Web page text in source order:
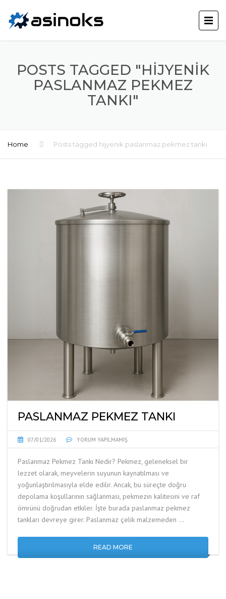
POSTS TAGGED "HIJYENIK
PASLANMAZ PEKMEZ
TANKI"
Home Posts tagged hijyenik paslanmaz pekmez tankı
PASLANMAZ PEKMEZ TANKI
07/01/2026 YORUM YAPILMAMIŞ
Paslanmaz Pekmez Tankı Nedir? Pekmez, geleneksel bir
lezzet olarak, meyvelerin suyunun kaynatılması ve
yoğunlaştırılmasıyla elde edilir. Ancak, bu süreçte doğru
depolama koşullarının sağlanması, pekmezin kalitesini ve raf
ömrünü doğrudan etkiler. İşte burada paslanmaz pekmez
tankları devreye girer. Paslanmaz çelik malzemeden …
READ MORE